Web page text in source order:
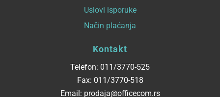
Uslovi isporuke
Način plaćanja
Kontakt
Telefon: 011/3770-525
Fax: 011/3770-518
Email: prodaja@officecom.rs